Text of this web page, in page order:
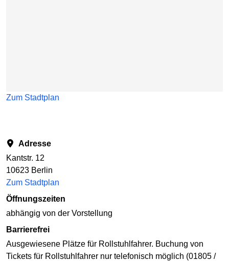
Zum Stadtplan
Adresse
Kantstr. 12
10623 Berlin
Zum Stadtplan
Öffnungszeiten
abhängig von der Vorstellung
Barrierefrei
Ausgewiesene Plätze für Rollstuhlfahrer. Buchung von
Tickets für Rollstuhlfahrer nur telefonisch möglich (01805 /